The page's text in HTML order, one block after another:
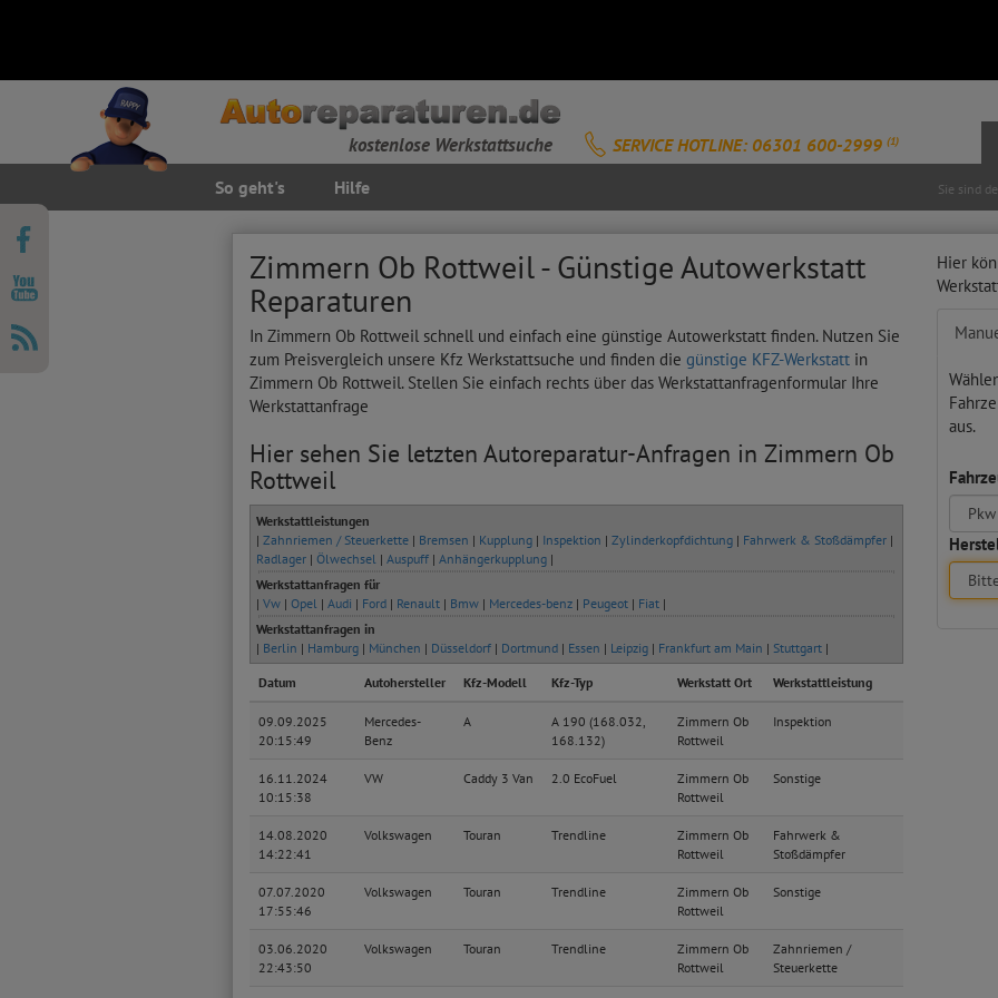
kostenlose Werkstattsuche SERVICE HOTLINE: 06301 600-2999 (1)
So geht's Hilfe Sie sind
Zimmern Ob Rottweil - Günstige Autowerkstatt
Reparaturen
In Zimmern Ob Rottweil schnell und einfach eine günstige Autowerkstatt finden. Nutzen Sie
zum Preisvergleich unsere Kfz Werkstattsuche und finden die günstige KFZ-Werkstattin
Zimmern Ob Rottweil. Stellen Sie einfach rechts über das Werkstattanfragenformular Ihre
Werkstattanfrage
Hier sehen Sie letzten Autoreparatur-Anfragen in Zimmern Ob
Rottweil
Werkstattleistungen
| Zahnriemen / Steuerkette| Bremsen | Kupplung| Inspektion | Zylinderkopfdichtung| Fahrwerk & Stoßdämpfer|
Radlager| Ölwechsel| Auspuff| Anhängerkupplung|
Werkstattanfragen für
| Vw| Opel| Audi | Ford| Renault| Bmw| Mercedes-benz| Peugeot| Fiat|
Werkstattanfragen in
| Berlin | Hamburg| München | Düsseldorf| Dortmund| Essen | Leipzig| Frankfurt am Main | Stuttgart|
Datum Autohersteller Kfz-Modell Kfz-Typ Werkstatt Ort Werkstattleistung
09.09.2025
20:15:49
Mercedes-
Benz
A
A 190 (168.032,
168.132)
Zimmern Ob
Rottweil
Inspektion
16.11.2024
10:15:38
VW Caddy 3 Van 2.0 EcoFuel
Zimmern Ob
Rottweil
Sonstige
14.08.2020
14:22:41
Volkswagen Touran Trendline
Zimmern Ob
Rottweil
Fahrwerk &
Stoßdämpfer
07.07.2020
17:55:46
Volkswagen Touran Trendline
Zimmern Ob
Rottweil
Sonstige
03.06.2020
22:43:50
Volkswagen Touran Trendline
Zimmern Ob
Rottweil
Zahnriemen /
Steuerkette
Hier
aus.